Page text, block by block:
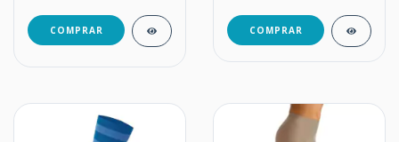
COMPRAR